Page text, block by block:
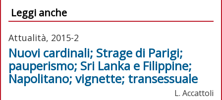
Leggi anche
Attualità, 2015-2
Nuovi cardinali; Strage di Parigi;
pauperismo; Sri Lanka e Filippine;
Napolitano; vignette; transessuale
L. Accattoli